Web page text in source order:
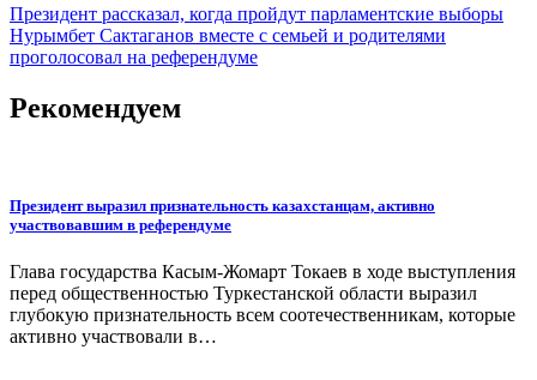
Навигация
по
Президент рассказал, когда пройдут парламентские выборы
Нурымбет Сактаганов вместе с семьей и родителями
проголосовал на референдуме
Рекомендуем
Президент выразил признательность казахстанцам, активно
участвовавшим в референдуме
Глава государства Касым-Жомарт Токаев в ходе выступления
перед общественностью Туркестанской области выразил
глубокую признательность всем соотечественникам, которые
активно участвовали в…